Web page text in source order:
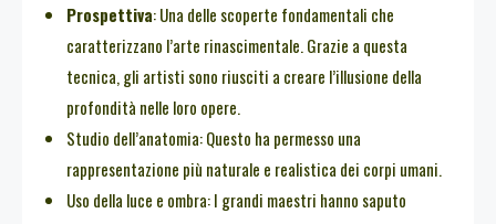
Prospettiva: Una delle scoperte fondamentali che
caratterizzano l’arte rinascimentale. Grazie a questa
tecnica, gli artisti sono riusciti a creare l’illusione della
profondità nelle loro opere.
Studio dell’anatomia: Questo ha permesso una
rappresentazione più naturale e realistica dei corpi umani.
Uso della luce e ombra: I grandi maestri hanno saputo